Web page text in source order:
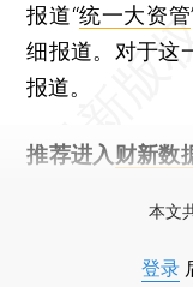
报道“统一大资管
细报道。对于这
报道。
推荐进入 财新数
本文
登录